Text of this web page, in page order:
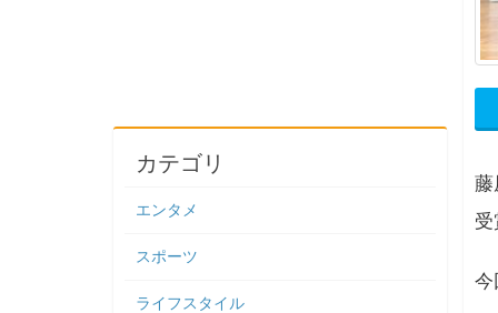
藤
今
カテゴリ
エンタメ
スポーツ
ライフスタイル